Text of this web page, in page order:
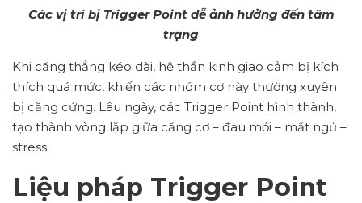
Các vị trí bị Trigger Point dễ ảnh hưởng đến tâm
trạng
Khi căng thẳng kéo dài, hệ thần kinh giao cảm bị kích
thích quá mức, khiến các nhóm cơ này thường xuyên
bị căng cứng. Lâu ngày, các Trigger Point hình thành,
tạo thành vòng lặp giữa căng cơ – đau mỏi – mất ngủ –
stress.
Liệu pháp Trigger Point